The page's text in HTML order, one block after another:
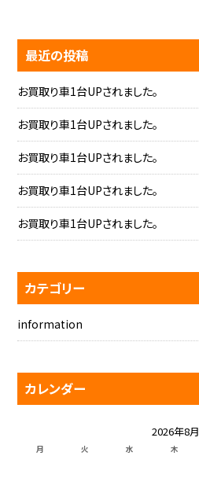
最近の投稿
お買取り車1台UPされました。
お買取り車1台UPされました。
お買取り車1台UPされました。
お買取り車1台UPされました。
お買取り車1台UPされました。
カテゴリー
information
カレンダー
2026年8月
月 火 水 木